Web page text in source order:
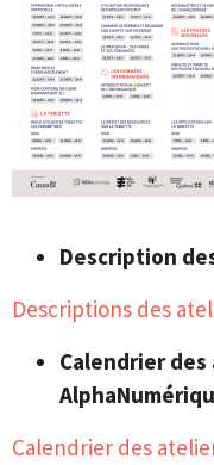
Description
Descriptions des
Calendrier
Calendrier des